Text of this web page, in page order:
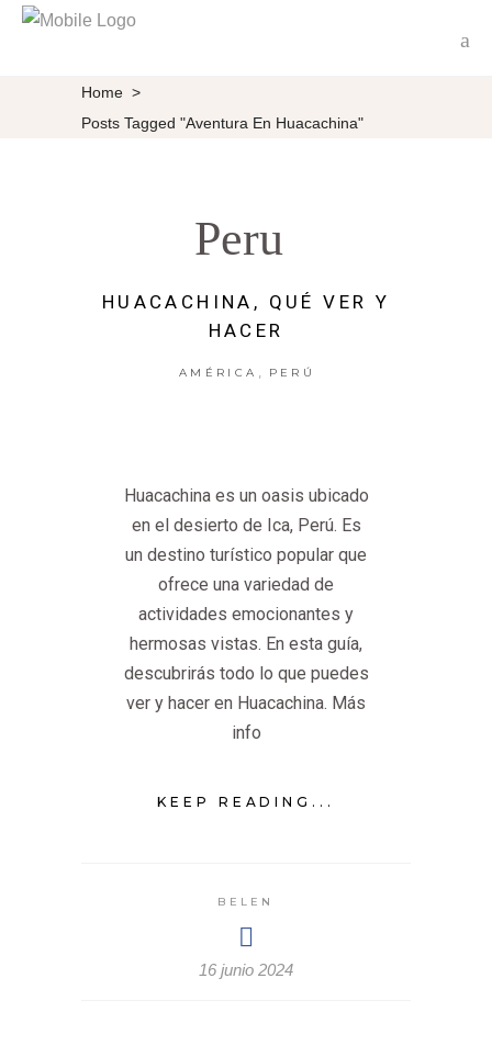
Home >
Posts Tagged "Aventura En Huacachina"
Peru
HUACACHINA, QUÉ VER Y
HACER
AMÉRICA PERÚ
Huacachina es un oasis ubicado
en el desierto de Ica, Perú. Es
un destino turístico popular que
ofrece una variedad de
actividades emocionantes y
hermosas vistas. En esta guía,
descubrirás todo lo que puedes
ver y hacer en Huacachina. Más
info
KEEP READING...
BELEN
16 junio 2024